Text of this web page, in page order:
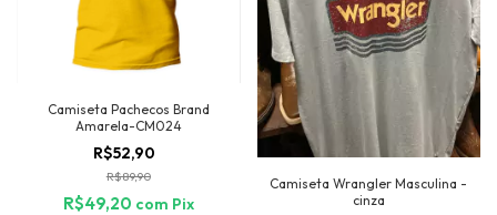
Camiseta Pachecos Brand
Amarela-CM024
R$52,90
R$89,90
R$49,20 com Pix
Camiseta Wrangler Masculina -
cinza